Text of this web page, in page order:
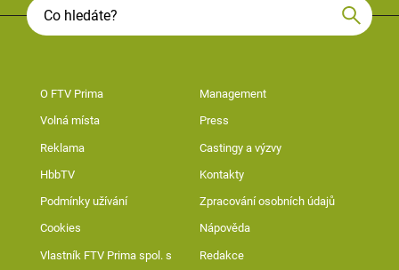
O FTV Prima Management
Volná místa Press
Reklama Castingy a výzvy
HbbTV Kontakty
Podmínky užívání Zpracování osobních údajů
Cookies Nápověda
Vlastník FTV Prima spol. s
Redakce